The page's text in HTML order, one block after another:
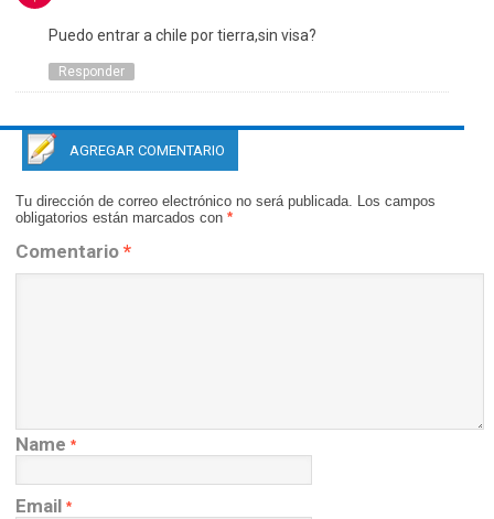
Puedo entrar a chile por tierra,sin visa?
Responder
AGREGAR COMENTARIO
Tu dirección de correo electrónico no será publicada. Los campos
obligatorios están marcados con *
Comentario *
Name *
Email *